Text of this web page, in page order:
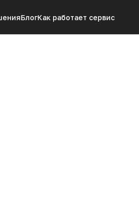
БлогКак работает сервис